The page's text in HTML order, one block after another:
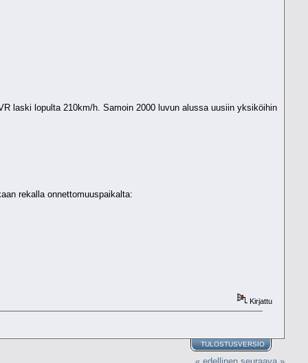
laski lopulta 210km/h. Samoin 2000 luvun alussa uusiin yksiköihin
rekalla onnettomuuspaikalta:
Kirjattu
TULOSTUSVERSIO